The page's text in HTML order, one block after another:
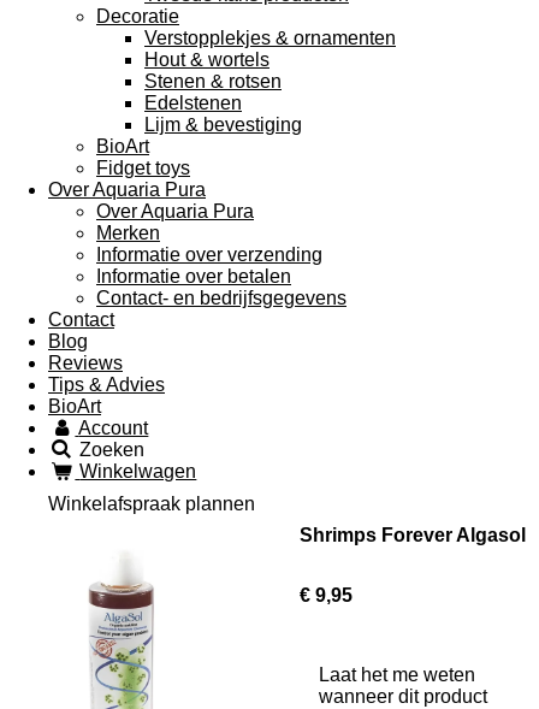
Decoratie
Verstopplekjes & ornamenten
Hout & wortels
Stenen & rotsen
Edelstenen
Lijm & bevestiging
BioArt
Fidget toys
Over Aquaria Pura
Over Aquaria Pura
Merken
Informatie over verzending
Informatie over betalen
Contact- en bedrijfsgegevens
Contact
Blog
Reviews
Tips & Advies
BioArt
Account
Zoeken
Winkelwagen
Winkelafspraak plannen
Shrimps Forever Algasol
€ 9,95
Laat het me weten
wanneer dit product